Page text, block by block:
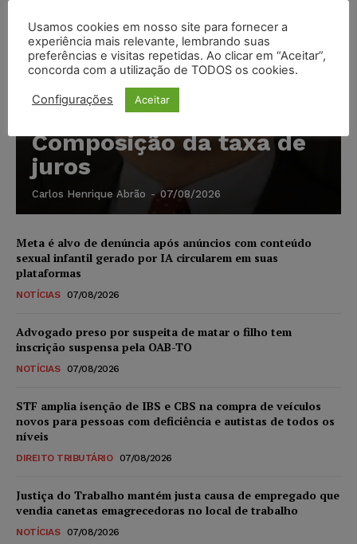
Composição da taxa de
juros
Carlos Henrique Abrão - 07/08/2026
Meta é alvo de denúncia após anúncios com conteúdo
sexual infantil gerado por IA circularem em suas
plataformas
NOTÍCIAS 07/08/2026
Advogado preso por suspeita de matar o filho tem
inscrição suspensa pela OAB-TO
NOTÍCIAS 07/08/2026
STF amplia isenção de IBS e CBS na compra de veículos
novos para pessoas com deficiência e autistas de todos os
níveis
DIREITO TRIBUTÁRIO 07/08/2026
Justiça do Trabalho mantém justa causa de empregado que
vendia canetas emagrecedoras no local de trabalho
NOTÍCIAS 07/08/2026
Usamos cookies em nosso site para fornecer a
experiência mais relevante, lembrando suas
preferências e visitas repetidas. Ao clicar em “Aceitar”,
concorda com a utilização de TODOS os cookies.
Configurações Aceitar